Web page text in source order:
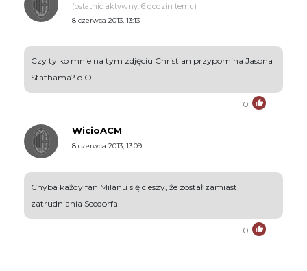
(ostatnio aktywny: 6 godzin temu)
8 czerwca 2013, 13:13
Czy tylko mnie na tym zdjęciu Christian przypomina Jasona
Stathama? o.O
0
WicioACM
8 czerwca 2013, 13:09
Chyba każdy fan Milanu się cieszy, że został zamiast
zatrudniania Seedorfa
0